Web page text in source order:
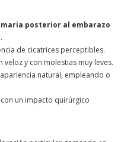
posterior al embarazo
de cicatrices perceptibles.
y con molestias muy leves.
natural, empleando o
un impacto quirúrgico